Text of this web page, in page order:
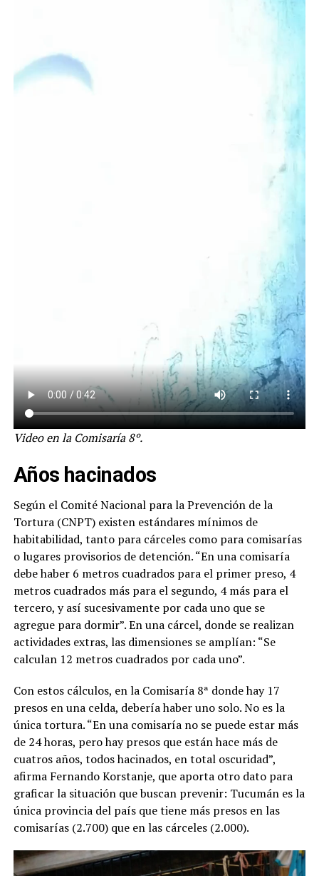
Video en la Comisaría 8º.
Años hacinados
Según el Comité Nacional para la Prevención de la
Tortura (CNPT) existen estándares mínimos de
habitabilidad, tanto para cárceles como para comisarías
o lugares provisorios de detención. “En una comisaría
debe haber 6 metros cuadrados para el primer preso, 4
metros cuadrados más para el segundo, 4 más para el
tercero, y así sucesivamente por cada uno que se
agregue para dormir”. En una cárcel, donde se realizan
actividades extras, las dimensiones se amplían: “Se
calculan 12 metros cuadrados por cada uno”.
Con estos cálculos, en la Comisaría 8ª donde hay 17
presos en una celda, debería haber uno solo. No es la
única tortura. “En una comisaría no se puede estar más
de 24 horas, pero hay presos que están hace más de
cuatros años, todos hacinados, en total oscuridad”,
afirma Fernando Korstanje, que aporta otro dato para
graficar la situación que buscan prevenir: Tucumán es la
única provincia del país que tiene más presos en las
comisarías (2.700) que en las cárceles (2.000).